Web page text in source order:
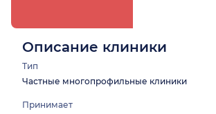
Описание клиники
Тип
Частные многопрофильные клиники
Принимает